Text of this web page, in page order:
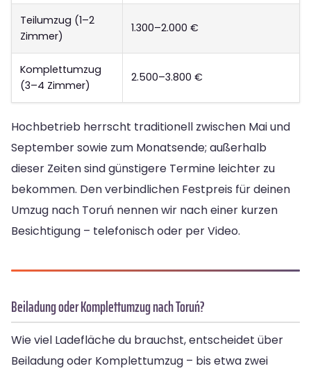
Teilumzug (1–2
Zimmer)
1.300–2.000 €
Komplettumzug
(3–4 Zimmer)
2.500–3.800 €
Hochbetrieb herrscht traditionell zwischen Mai und
September sowie zum Monatsende; außerhalb
dieser Zeiten sind günstigere Termine leichter zu
bekommen. Den verbindlichen Festpreis für deinen
Umzug nach Toruń nennen wir nach einer kurzen
Besichtigung – telefonisch oder per Video.
Beiladung oder Komplettumzug nach Toruń?
Wie viel Ladefläche du brauchst, entscheidet über
Beiladung oder Komplettumzug – bis etwa zwei